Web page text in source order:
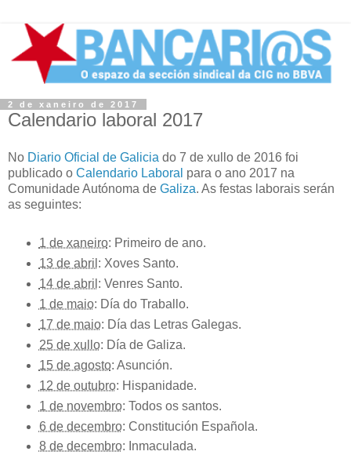
2 de xaneiro de 2017
Calendario laboral 2017
No Diario Oficial de Galicia do 7 de xullo de 2016 foi
publicado o Calendario Laboral para o ano 2017 na
Comunidade Autónoma de Galiza. As festas laborais serán
as seguintes:
1 de xaneiro: Primeiro de ano.
13 de abril : Xoves Santo.
14 de abril : Venres Santo.
1 de maio: Día do Traballo.
17 de maio: Día das Letras Galegas.
25 de xullo: Día de Galiza.
15 de agosto: Asunción.
12 de outubro: Hispanidade.
1 de novembro: Todos os santos.
6 de decembro: Constitución Española.
8 de decembro: Inmaculada.